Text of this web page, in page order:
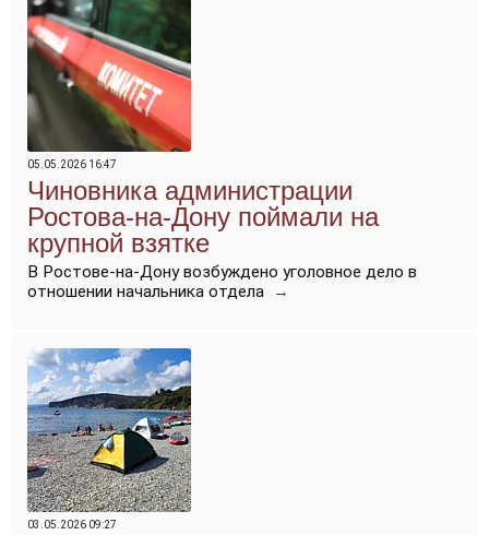
05.05.2026 16:47
Чиновника администрации
Ростова-на-Дону поймали на
крупной взятке
В Ростове-на-Дону возбуждено уголовное дело в
отношении начальника отдела
→
03.05.2026 09:27